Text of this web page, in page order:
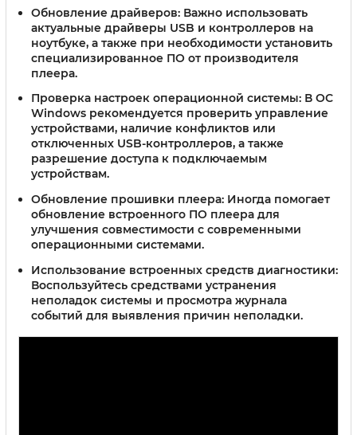
Обновление драйверов: Важно использовать
актуальные драйверы USB и контроллеров на
ноутбуке, а также при необходимости установить
специализированное ПО от производителя
плеера.
Проверка настроек операционной системы: В ОС
Windows рекомендуется проверить управление
устройствами, наличие конфликтов или
отключенных USB-контроллеров, а также
разрешение доступа к подключаемым
устройствам.
Обновление прошивки плеера: Иногда помогает
обновление встроенного ПО плеера для
улучшения совместимости с современными
операционными системами.
Использование встроенных средств диагностики:
Воспользуйтесь средствами устранения
неполадок системы и просмотра журнала
событий для выявления причин неполадки.